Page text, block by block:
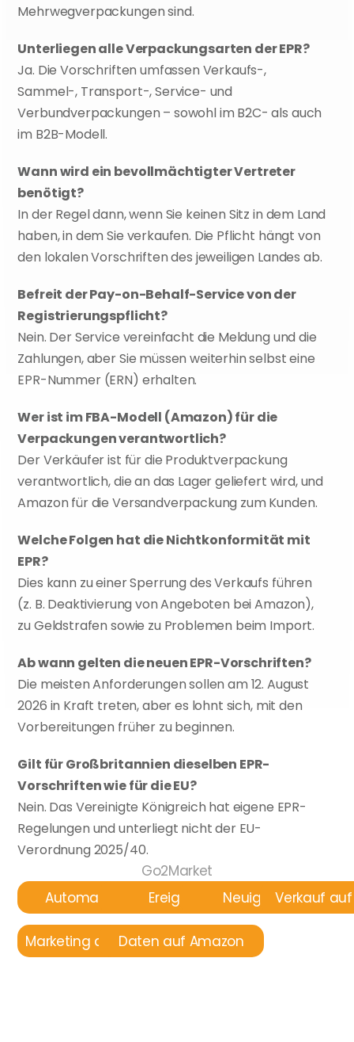
Mehrwegverpackungen sind.
Unterliegen alle Verpackungsarten der EPR?
Ja. Die Vorschriften umfassen Verkaufs-,
Sammel-, Transport-, Service- und
Verbundverpackungen – sowohl im B2C- als auch
im B2B-Modell.
Wann wird ein bevollmächtigter Vertreter
benötigt?
In der Regel dann, wenn Sie keinen Sitz in dem Land
haben, in dem Sie verkaufen. Die Pflicht hängt von
den lokalen Vorschriften des jeweiligen Landes ab.
Befreit der Pay-on-Behalf-Service von der
Registrierungspflicht?
Nein. Der Service vereinfacht die Meldung und die
Zahlungen, aber Sie müssen weiterhin selbst eine
EPR-Nummer (ERN) erhalten.
Wer ist im FBA-Modell (Amazon) für die
Verpackungen verantwortlich?
Der Verkäufer ist für die Produktverpackung
verantwortlich, die an das Lager geliefert wird, und
Amazon für die Versandverpackung zum Kunden.
Welche Folgen hat die Nichtkonformität mit
EPR?
Dies kann zu einer Sperrung des Verkaufs führen
(z. B. Deaktivierung von Angeboten bei Amazon),
zu Geldstrafen sowie zu Problemen beim Import.
Ab wann gelten die neuen EPR-Vorschriften?
Die meisten Anforderungen sollen am 12. August
2026 in Kraft treten, aber es lohnt sich, mit den
Vorbereitungen früher zu beginnen.
Gilt für Großbritannien dieselben EPR-
Vorschriften wie für die EU?
Nein. Das Vereinigte Königreich hat eigene EPR-
Regelungen und unterliegt nicht der EU-
Verordnung 2025/40.
Go2Market
AutomatisierungEreignisse NeuigkeitenVerkauf
Marketing auf AmazonDaten auf Amazon